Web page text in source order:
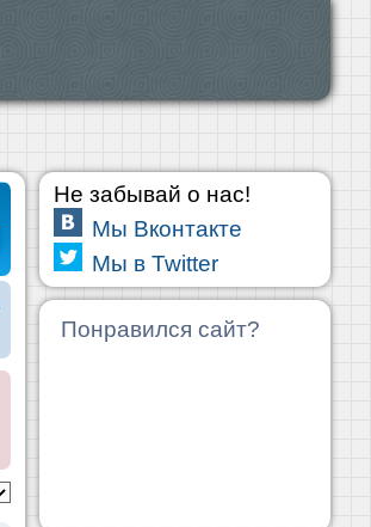
Не забывай о нас!
Мы Вконтакте
Мы в Twitter
Понравился сайт?